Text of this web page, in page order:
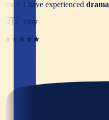
level. I have experienced
🇺🇸 Troy
★★★★★